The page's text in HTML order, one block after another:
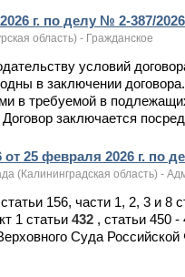
г. по делу № 2-387/2026
область) - Гражданское
условий
в заключении
в требуемой в
заключается
25 февраля 2026 г. по
(Калининградская область) -
156, части 1, 2, 3 и 8
1 статьи 432 , статьи 450
Суда